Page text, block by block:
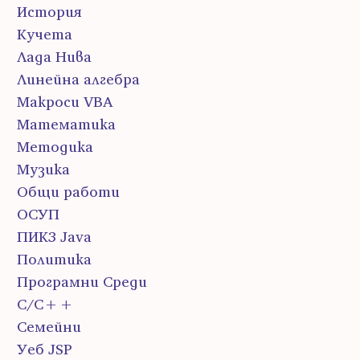
История
Кучета
Лада Нива
Линейна алгебра
Макроси VBA
Математика
Методика
Музика
Общи работи
ОСУП
ПИК3 Java
Политика
Програмни Среди
С/С++
Семейни
Уеб JSP